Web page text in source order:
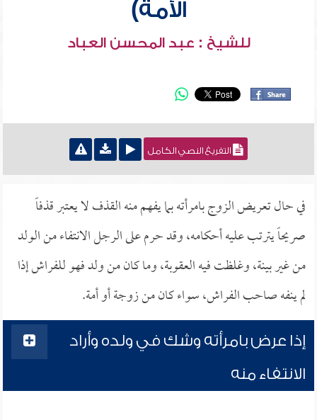
الأمة)
للشيخ : عبد المحسن العباد
التفريغ النصي الكامل
في حال تعريض الزوج بامرأته بما يفهم منه القذف لا يعتبر قذفاً
صريحاً يترتب عليه أحكامه، وقد حرم على الرجل الانتفاء من الولد
من غير بينة، وغلظت فيه العقوبة، وما كان من ولد فهو للفراش إذا
لم ينفه صاحب الفراش، سواء كان من زوجة أو أمة.
إذا عرض بامرأته وشك في ولده وأراد
الانتفاء منه